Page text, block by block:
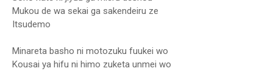
Mukou de wa sekai ga sakendeiru ze
Itsudemo
Minareta basho ni motozuku fuukei wo
Kousai ya hifu ni himo zuketa unmei wo